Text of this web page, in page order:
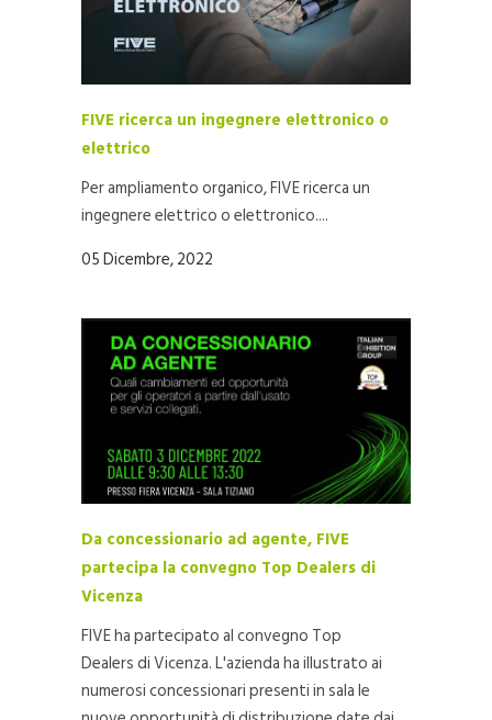
FIVE ricerca un ingegnere elettronico o
elettrico
Per ampliamento organico, FIVE ricerca un
ingegnere elettrico o elettronico....
05 Dicembre, 2022
Da concessionario ad agente, FIVE
partecipa la convegno Top Dealers di
Vicenza
FIVE ha partecipato al convegno Top
Dealers di Vicenza. L'azienda ha illustrato ai
numerosi concessionari presenti in sala le